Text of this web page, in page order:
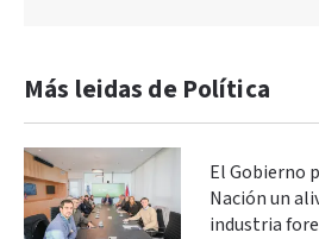
Más leidas de Política
El Gobierno
Nación un
industria